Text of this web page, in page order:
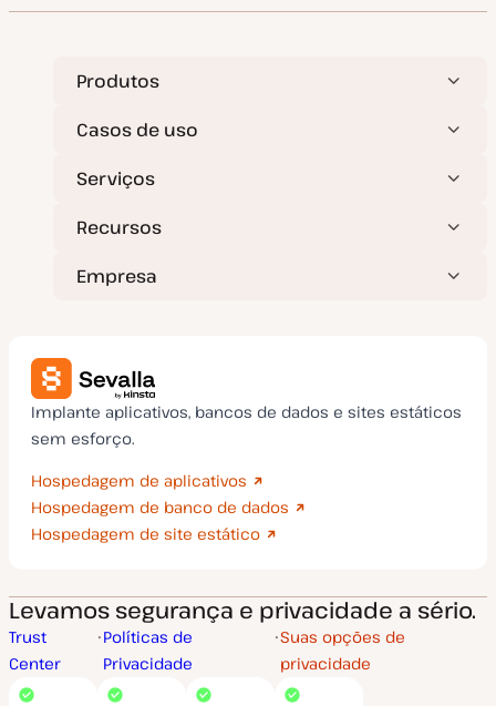
a
l
a
o
Produtos
Casos de uso
Serviços
Recursos
Empresa
Implante aplicativos, bancos de dados e sites estáticos
sem esforço.
Hospedagem de aplicativos
Hospedagem de banco de dados
Hospedagem de site estático
Levamos segurança e privacidade a sério.
Trust
Center
Políticas de
Privacidade
Suas opções de
privacidade